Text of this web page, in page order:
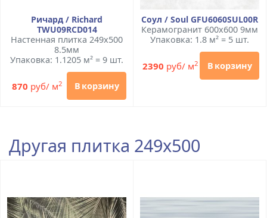
Ричард / Richard
TWU09RCD014
Настенная плитка 249x500
8.5мм
Упаковка: 1.1205 м² = 9 шт.
870 руб/ м2 В корзину
Соул / Soul GFU6060SUL00R
Керамогранит 600x600 9мм
Упаковка: 1.8 м² = 5 шт.
2390 руб/ м2 В корзину
Другая плитка 249x500